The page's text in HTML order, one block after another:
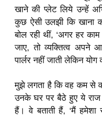
खाने की प्लेट लिये उन्हें
कुछ ऐसी उलझी कि खाना
बोल रही थीं, ‘अगर हर
जाए, तो व्यक्तित्व अपने
पार्लर नहीं जाती लेकिन योग
मुझे लगता है कि वह कम से
उनके घर पर बैठे हुए ये
हैं। वे बताती हैं, ‘मैं हमेशा